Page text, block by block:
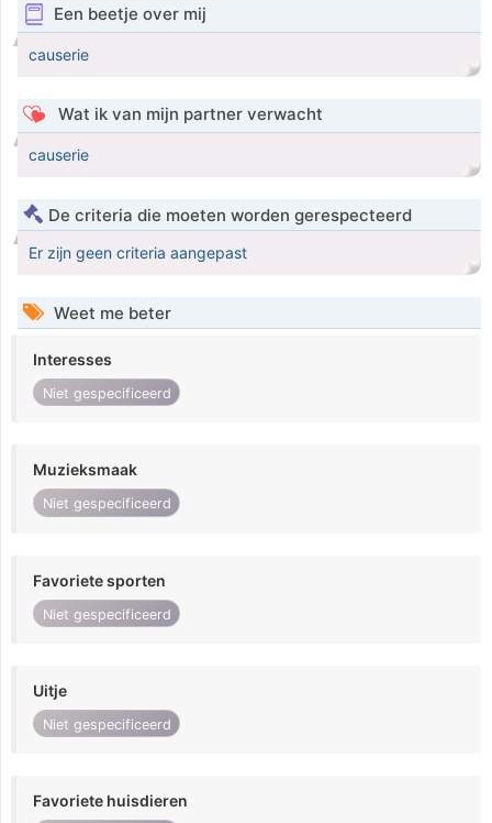
Een beetje over mij
causerie
Wat ik van mijn partner verwacht
causerie
De criteria die moeten worden gerespecteerd
Er zijn geen criteria aangepast
Weet me beter
Interesses
Niet gespecificeerd
Muzieksmaak
Niet gespecificeerd
Favoriete sporten
Niet gespecificeerd
Uitje
Niet gespecificeerd
Favoriete huisdieren